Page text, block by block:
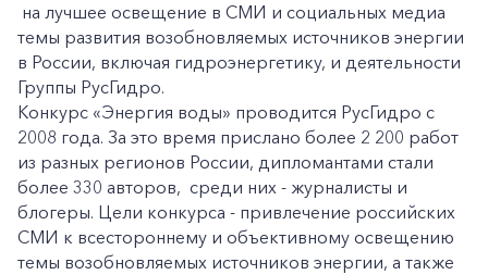
на лучшее освещение в СМИ и социальных медиа
темы развития возобновляемых источников энергии
в России, включая гидроэнергетику, и деятельности
Группы РусГидро.
Конкурс «Энергия воды» проводится РусГидро с
2008 года. За это время прислано более 2 200 работ
из разных регионов России, дипломантами стали
более 330 авторов, среди них - журналисты и
блогеры. Цели конкурса - привлечение российских
СМИ к всестороннему и объективному освещению
темы возобновляемых источников энергии, а также